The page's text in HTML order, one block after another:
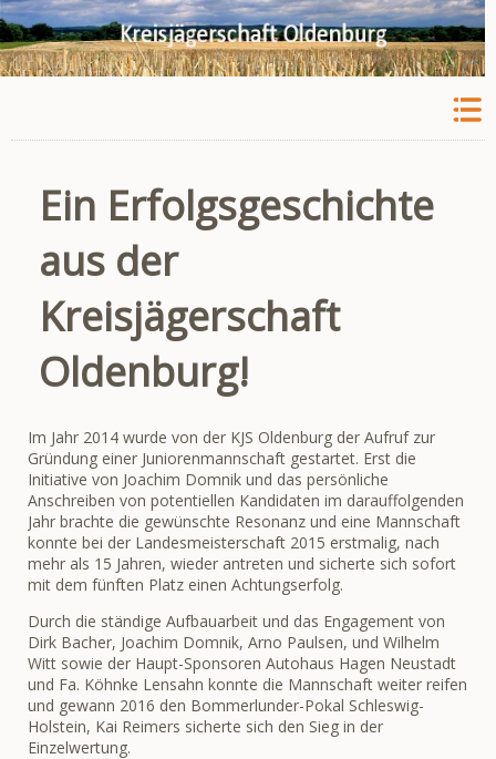
Ein Erfolgsgeschichte
aus der
Kreisjägerschaft
Oldenburg!
Im Jahr 2014 wurde von der KJS Oldenburg der Aufruf zur
Gründung einer Juniorenmannschaft gestartet. Erst die
Initiative von Joachim Domnik und das persönliche
Anschreiben von potentiellen Kandidaten im darauffolgenden
Jahr brachte die gewünschte Resonanz und eine Mannschaft
konnte bei der Landesmeisterschaft 2015 erstmalig, nach
mehr als 15 Jahren, wieder antreten und sicherte sich sofort
mit dem fünften Platz einen Achtungserfolg.
Durch die ständige Aufbauarbeit und das Engagement von
Dirk Bacher, Joachim Domnik, Arno Paulsen, und Wilhelm
Witt sowie der Haupt-Sponsoren Autohaus Hagen Neustadt
und Fa. Köhnke Lensahn konnte die Mannschaft weiter reifen
und gewann 2016 den Bommerlunder-Pokal Schleswig-
Holstein, Kai Reimers sicherte sich den Sieg in der
Einzelwertung.